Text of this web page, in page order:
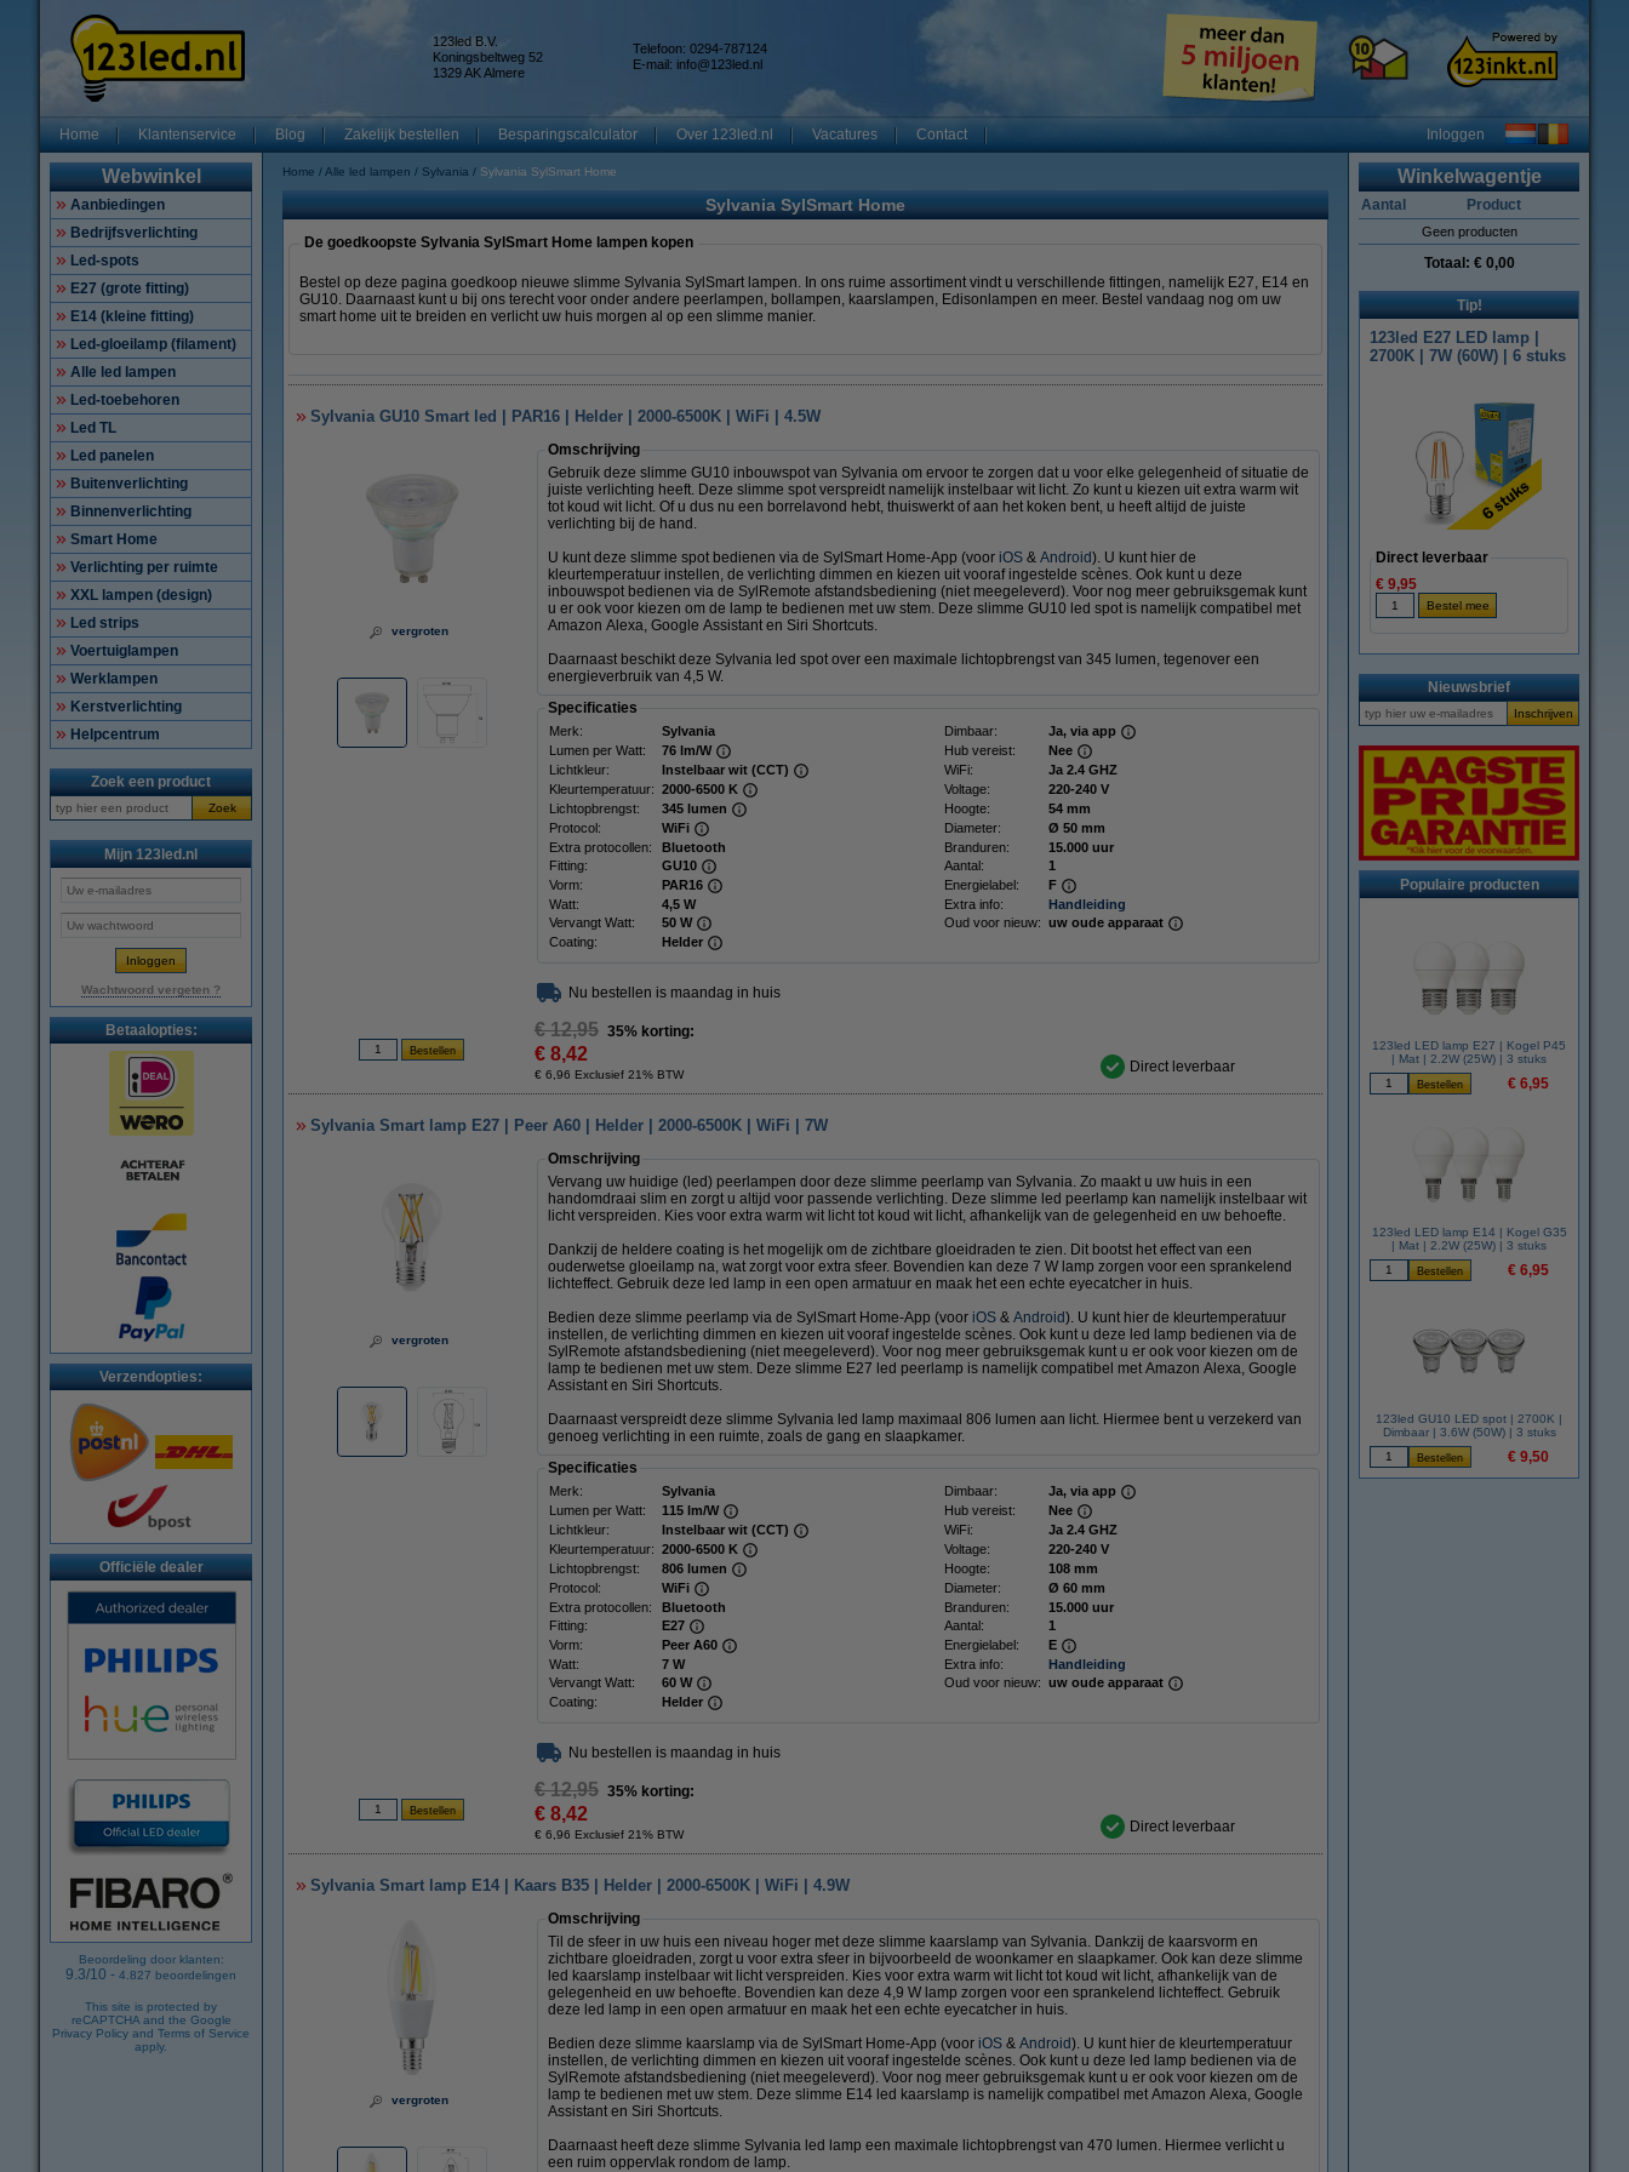
123led B.V.
Koningsbeltweg 52
1329 AK Almere
Telefoon: 0294-787124
E-mail: info@123led.nl
Home Klantenservice Blog Zakelijk bestellen Besparingscalculator Over 123led.nl Vacatures Contact Inloggen
Webwinkel
Aanbiedingen
Bedrijfsverlichting
Led-spots
E27 (grote fitting)
E14 (kleine fitting)
Led-gloeilamp (filament)
Alle led lampen
Led-toebehoren
Led TL
Led panelen
Buitenverlichting
Binnenverlichting
Smart Home
Verlichting per ruimte
XXL lampen (design)
Led strips
Voertuiglampen
Werklampen
Kerstverlichting
Helpcentrum
Zoek een product
Zoek
Mijn 123led.nl
Wachtwoord vergeten ?
Betaalopties:
Verzendopties:
Officiële dealer
Beoordeling door klanten:
9.3/10 - 4.827 beoordelingen
This site is protected by
reCAPTCHA and the Google
Privacy Policy and Terms of Service
apply.
Home Alle led lampen Sylvania Sylvania SylSmart Home
Sylvania SylSmart Home
De goedkoopste Sylvania SylSmart Home lampen kopen
Bestel op deze pagina goedkoop nieuwe slimme Sylvania SylSmart lampen. In ons ruime assortiment vindt u verschillende fittingen, namelijk E27, E14 en
GU10. Daarnaast kunt u bij ons terecht voor onder andere peerlampen, bollampen, kaarslampen, Edisonlampen en meer. Bestel vandaag nog om uw
smart home uit te breiden en verlicht uw huis morgen al op een slimme manier.
Sylvania GU10 Smart led | PAR16 | Helder | 2000-6500K | WiFi | 4.5W
vergroten
Omschrijving
Gebruik deze slimme GU10 inbouwspot van Sylvania om ervoor te zorgen dat u voor elke gelegenheid of situatie de
juiste verlichting heeft. Deze slimme spot verspreidt namelijk instelbaar wit licht. Zo kunt u kiezen uit extra warm wit
tot koud wit licht. Of u dus nu een borrelavond hebt, thuiswerkt of aan het koken bent, u heeft altijd de juiste
verlichting bij de hand.
U kunt deze slimme spot bedienen via de SylSmart Home-App (voor iOS & Android). U kunt hier de
kleurtemperatuur instellen, de verlichting dimmen en kiezen uit vooraf ingestelde scènes. Ook kunt u deze
inbouwspot bedienen via de SylRemote afstandsbediening (niet meegeleverd). Voor nog meer gebruiksgemak kunt
u er ook voor kiezen om de lamp te bedienen met uw stem. Deze slimme GU10 led spot is namelijk compatibel met
Amazon Alexa, Google Assistant en Siri Shortcuts.
Daarnaast beschikt deze Sylvania led spot over een maximale lichtopbrengst van 345 lumen, tegenover een
energieverbruik van 4,5 W.
Specificaties
Merk: Sylvania Dimbaar:
Ja, via app
Lumen per Watt:
76 lm/W Hub vereist:
Nee
Lichtkleur:
Instelbaar wit (CCT) WiFi:
Ja 2.4 GHZ
Kleurtemperatuur: 2000-6500 K Voltage:
220-240 V
Lichtopbrengst:
345 lumen Hoogte:
54 mm
Protocol:
WiFi Diameter:
Ø 50 mm
Extra protocollen:
Bluetooth Branduren:
15.000 uur
Fitting:
GU10 Aantal:
1
Vorm:
PAR16 Energielabel:
F
Watt:
4,5 W Extra info:
Handleiding
Vervangt Watt:
50 W Oud voor nieuw: uw oude apparaat
Coating:
Helder
Nu bestellen is maandag in huis
€ 12,95 35% korting:
€ 8,42
€ 6,96 Exclusief 21% BTW Direct leverbaar
Sylvania Smart lamp E27 | Peer A60 | Helder | 2000-6500K | WiFi | 7W
vergroten
Omschrijving
Vervang uw huidige (led) peerlampen door deze slimme peerlamp van Sylvania. Zo maakt u uw huis in een
handomdraai slim en zorgt u altijd voor passende verlichting. Deze slimme led peerlamp kan namelijk instelbaar wit
licht verspreiden. Kies voor extra warm wit licht tot koud wit licht, afhankelijk van de gelegenheid en uw behoefte.
Dankzij de heldere coating is het mogelijk om de zichtbare gloeidraden te zien. Dit bootst het effect van een
ouderwetse gloeilamp na, wat zorgt voor extra sfeer. Bovendien kan deze 7 W lamp zorgen voor een sprankelend
lichteffect. Gebruik deze led lamp in een open armatuur en maak het een echte eyecatcher in huis.
Bedien deze slimme peerlamp via de SylSmart Home-App (voor iOS & Android). U kunt hier de kleurtemperatuur
instellen, de verlichting dimmen en kiezen uit vooraf ingestelde scènes. Ook kunt u deze led lamp bedienen via de
SylRemote afstandsbediening (niet meegeleverd). Voor nog meer gebruiksgemak kunt u er ook voor kiezen om de
lamp te bedienen met uw stem. Deze slimme E27 led peerlamp is namelijk compatibel met Amazon Alexa, Google
Assistant en Siri Shortcuts.
Daarnaast verspreidt deze slimme Sylvania led lamp maximaal 806 lumen aan licht. Hiermee bent u verzekerd van
genoeg verlichting in een ruimte, zoals de gang en slaapkamer.
Specificaties
Merk: Sylvania Dimbaar:
Ja, via app
Lumen per Watt:
115 lm/W Hub vereist:
Nee
Lichtkleur:
Instelbaar wit (CCT) WiFi:
Ja 2.4 GHZ
Kleurtemperatuur: 2000-6500 K Voltage:
220-240 V
Lichtopbrengst:
806 lumen Hoogte:
108 mm
Protocol:
WiFi Diameter:
Ø 60 mm
Extra protocollen:
Bluetooth Branduren:
15.000 uur
Fitting:
E27 Aantal:
1
Vorm:
Peer A60 Energielabel:
E
Watt:
7 W Extra info:
Handleiding
Vervangt Watt:
60 W Oud voor nieuw: uw oude apparaat
Coating:
Helder
Nu bestellen is maandag in huis
€ 12,95 35% korting:
€ 8,42
€ 6,96 Exclusief 21% BTW Direct leverbaar
Sylvania Smart lamp E14 | Kaars B35 | Helder | 2000-6500K | WiFi | 4.9W
vergroten
Omschrijving
Til de sfeer in uw huis een niveau hoger met deze slimme kaarslamp van Sylvania. Dankzij de kaarsvorm en
zichtbare gloeidraden, zorgt u voor extra sfeer in bijvoorbeeld de woonkamer en slaapkamer. Ook kan deze slimme
led kaarslamp instelbaar wit licht verspreiden. Kies voor extra warm wit licht tot koud wit licht, afhankelijk van de
gelegenheid en uw behoefte. Bovendien kan deze 4,9 W lamp zorgen voor een sprankelend lichteffect. Gebruik
deze led lamp in een open armatuur en maak het een echte eyecatcher in huis.
Bedien deze slimme kaarslamp via de SylSmart Home-App (voor iOS & Android). U kunt hier de kleurtemperatuur
instellen, de verlichting dimmen en kiezen uit vooraf ingestelde scènes. Ook kunt u deze led lamp bedienen via de
SylRemote afstandsbediening (niet meegeleverd). Voor nog meer gebruiksgemak kunt u er ook voor kiezen om de
lamp te bedienen met uw stem. Deze slimme E14 led kaarslamp is namelijk compatibel met Amazon Alexa, Google
Assistant en Siri Shortcuts.
Daarnaast heeft deze slimme Sylvania led lamp een maximale lichtopbrengst van 470 lumen. Hiermee verlicht u
een ruim oppervlak rondom de lamp.
Winkelwagentje
Aantal Product
Geen producten
Totaal: € 0,00
Tip!
123led E27 LED lamp |
2700K | 7W (60W) | 6 stuks
Direct leverbaar
€ 9,95
Nieuwsbrief
Populaire producten
123led LED lamp E27 | Kogel P45
| Mat | 2.2W (25W) | 3 stuks
€ 6,95
123led LED lamp E14 | Kogel G35
| Mat | 2.2W (25W) | 3 stuks
€ 6,95
123led GU10 LED spot | 2700K |
Dimbaar | 3.6W (50W) | 3 stuks
€ 9,50